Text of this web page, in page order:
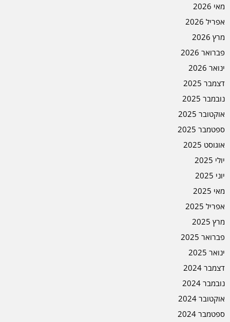
מאי 2026
אפריל 2026
מרץ 2026
פברואר 2026
ינואר 2026
דצמבר 2025
נובמבר 2025
אוקטובר 2025
ספטמבר 2025
אוגוסט 2025
יולי 2025
יוני 2025
מאי 2025
אפריל 2025
מרץ 2025
פברואר 2025
ינואר 2025
דצמבר 2024
נובמבר 2024
אוקטובר 2024
ספטמבר 2024